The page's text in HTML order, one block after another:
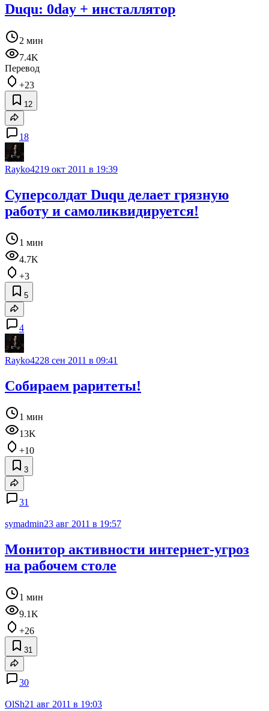
Duqu: 0day + инсталлятор
2 мин
7.4K
Перевод
+23
12
18
Rayko4219 окт 2011 в 19:39
Суперсолдат Duqu делает грязную
работу и самоликвидируется!
1 мин
4.7K
+3
5
4
Rayko4228 сен 2011 в 09:41
Собираем раритеты!
1 мин
13K
+10
3
31
symadmin23 авг 2011 в 19:57
Монитор активности интернет-угроз
на рабочем столе
1 мин
9.1K
+26
31
30
OlSh21 авг 2011 в 19:03